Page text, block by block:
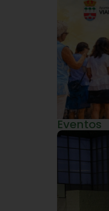
Eventos